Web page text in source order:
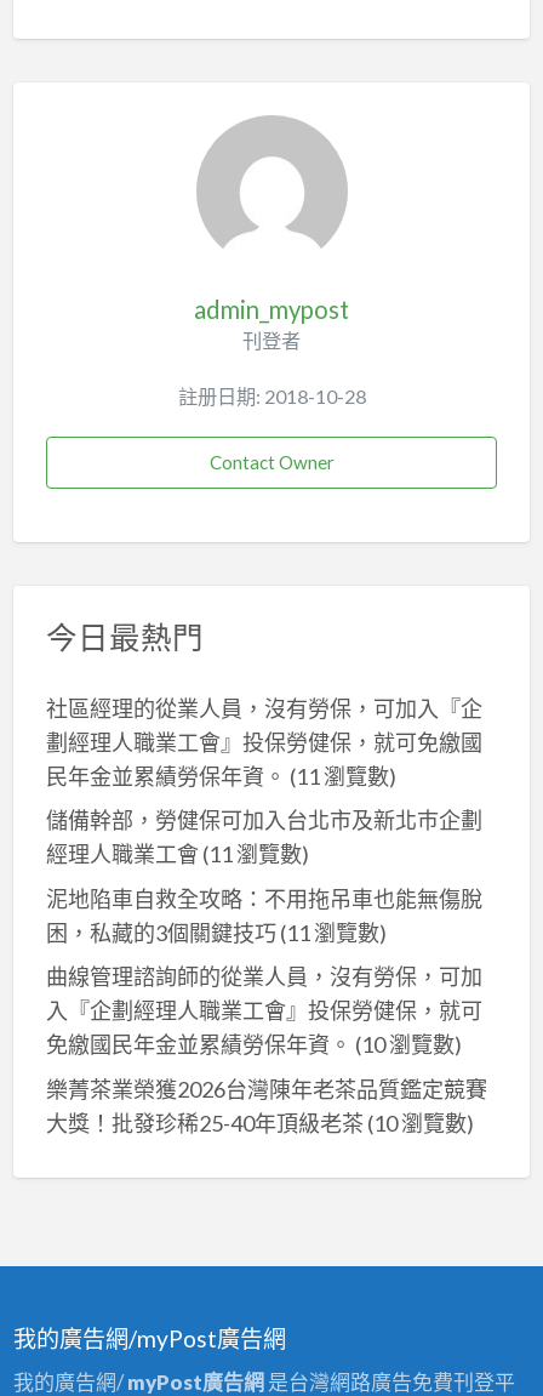
admin_mypost
刊登者
註册日期: 2018-10-28
Contact Owner
今日最熱門
社區經理的從業人員，沒有勞保，可加入『企
劃經理人職業工會』投保勞健保，就可免繳國
民年金並累績勞保年資。 (11 瀏覽數)
儲備幹部，勞健保可加入台北市及新北巿企劃
經理人職業工會 (11 瀏覽數)
泥地陷車自救全攻略：不用拖吊車也能無傷脫
困，私藏的3個關鍵技巧(11 瀏覽數)
曲線管理諮詢師的從業人員，沒有勞保，可加
入『企劃經理人職業工會』投保勞健保，就可
免繳國民年金並累績勞保年資。 (10 瀏覽數)
樂菁茶業榮獲2026台灣陳年老茶品質鑑定競賽
大獎！批發珍稀25-40年頂級老茶 (10 瀏覽數)
我的廣告網/myPost廣告網
我的廣告網/myPost廣告網是台灣網路廣告免費刊登平